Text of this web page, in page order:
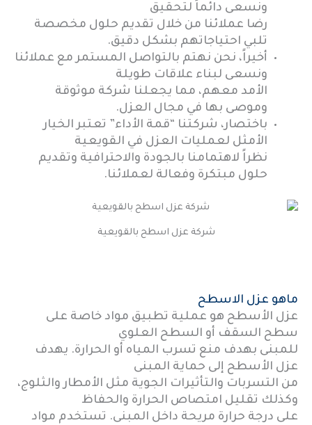
ونسعى دائماً لتحقيق
رضا عملائنا من خلال تقديم حلول مخصصة
تلبي احتياجاتهم بشكل دقيق.
أخيراً، نحن نهتم بالتواصل المستمر مع عملائنا
ونسعى لبناء علاقات طويلة
الأمد معهم، مما يجعلنا شركة موثوقة
وموصى بها في مجال العزل.
باختصار، شركتنا “قمة الأداء” تعتبر الخيار
الأمثل لعمليات العزل في القويعية
نظراً لاهتمامنا بالجودة والاحترافية وتقديم
حلول مبتكرة وفعالة لعملائنا.
شركة عزل اسطح بالقويعية
ماهو عزل الاسطح
عزل الأسطح هو عملية تطبيق مواد خاصة على
سطح السقف أو السطح العلوي
للمبنى بهدف منع تسرب المياه أو الحرارة. يهدف
عزل الأسطح إلى حماية المبنى
من التسربات والتأثيرات الجوية مثل الأمطار والثلوج،
وكذلك تقليل امتصاص الحرارة والحفاظ
على درجة حرارة مريحة داخل المبنى. تستخدم مواد